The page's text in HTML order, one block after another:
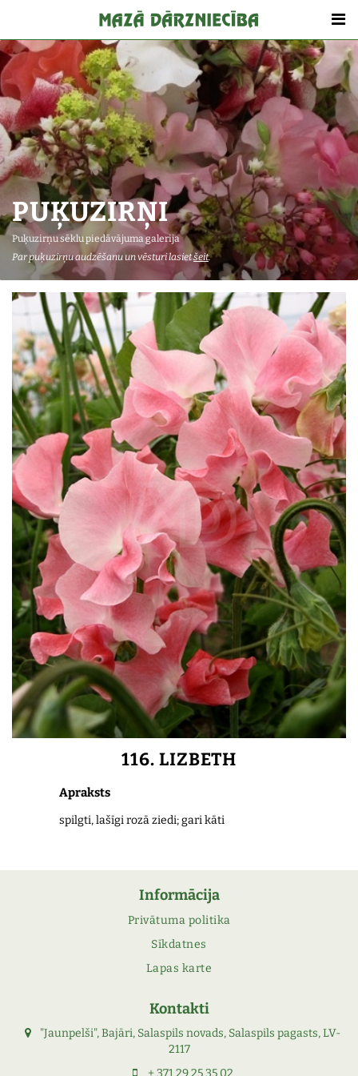
PUĶUZIRŅI
Puķuzirņu sēklu piedāvājuma galerija
Par puķuzirņu audzēšanu un vēsturi lasietšeit.
116. LIZBETH
Apraksts
spilgti, lašīgi rozā ziedi; gari kāti
Informācija
Privātuma politika
Sīkdatnes
Lapas karte
Kontakti
"Jaunpelši", Bajāri, Salaspils novads, Salaspils pagasts, LV-
2117